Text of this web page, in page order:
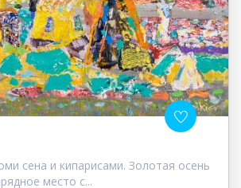
сена и кипарисами. Золотая осень
место с...